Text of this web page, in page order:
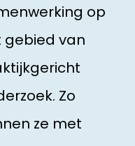
op
gebied van
Zo
ze met